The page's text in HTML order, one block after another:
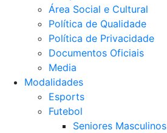
Área Social e Cultural
Política de Qualidade
Política de Privacidade
Documentos Oficiais
Media
Modalidades
Esports
Futebol
Seniores Masculinos